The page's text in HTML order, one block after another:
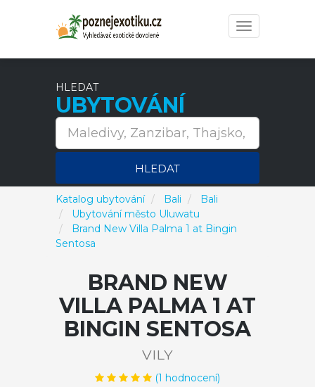
Toggle
navigation
HLEDAT
UBYTOVÁNÍ
HLEDAT
Katalog ubytování Bali
Bali
Ubytování město Uluwatu
Brand New Villa Palma 1 at Bingin
Sentosa
BRAND NEW
VILLA PALMA 1 AT
BINGIN SENTOSA
VILY
(1 hodnocení)